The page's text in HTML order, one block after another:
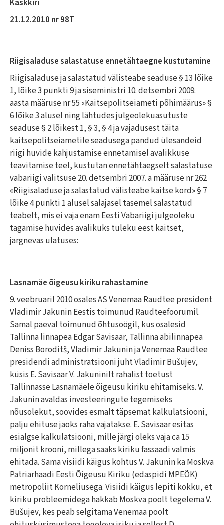
Käskkiri
21.12.2010 nr 98T
Riigisaladuse salastatuse ennetähtaegne kustutamine
Riigisaladuse ja salastatud välisteabe seaduse § 13 lõike
1, lõike 3 punkti 9 ja siseministri 10. detsembri 2009.
aasta määruse nr 55 «Kaitsepolitseiameti põhimäärus» §
6 lõike 3 alusel ning lähtudes julgeolekuasutuste
seaduse § 2 lõikest 1, § 3, § 4 ja vajadusest täita
kaitsepolitseiametile seadusega pandud ülesandeid
riigi huvide kahjustamise ennetamisel avalikkuse
teavitamise teel, kustutan ennetähtaegselt salastatuse
vabariigi valitsuse 20. detsembri 2007. a määruse nr 262
«Riigisaladuse ja salastatud välisteabe kaitse kord» § 7
lõike 4 punkti 1 alusel salajasel tasemel salastatud
teabelt, mis ei vaja enam Eesti Vabariigi julgeoleku
tagamise huvides avalikuks tuleku eest kaitset,
järgnevas ulatuses:
Lasnamäe õigeusu kiriku rahastamine
9. veebruaril 2010 osales AS Venemaa Raudtee president
Vladimir Jakunin Eestis toimunud Raudteefoorumil.
Samal päeval toimunud õhtusöögil, kus osalesid
Tallinna linnapea Edgar Savisaar, Tallinna abilinnapea
Deniss Boroditš, Vladimir Jakunin ja Venemaa Raudtee
presidendi administratsiooni juht Vladimir Bušujev,
küsis E. Savisaar V. Jakuninilt rahalist toetust
Tallinnasse Lasnamäele õigeusu kiriku ehitamiseks. V.
Jakunin avaldas investeeringute tegemiseks
nõusolekut, soovides esmalt täpsemat kalkulatsiooni,
palju ehituse jaoks raha vajatakse. E. Savisaar esitas
esialgse kalkulatsiooni, mille järgi oleks vaja ca 15
miljonit krooni, millega saaks kiriku fassaadi valmis
ehitada. Sama visiidi käigus kohtus V. Jakunin ka Moskva
Patriarhaadi Eesti Õigeusu Kiriku (edaspidi MPEÕK)
metropoliit Korneliusega. Visiidi käigus lepiti kokku, et
kiriku probleemidega hakkab Moskva poolt tegelema V.
Bušujev, kes peab selgitama Venemaa poolt